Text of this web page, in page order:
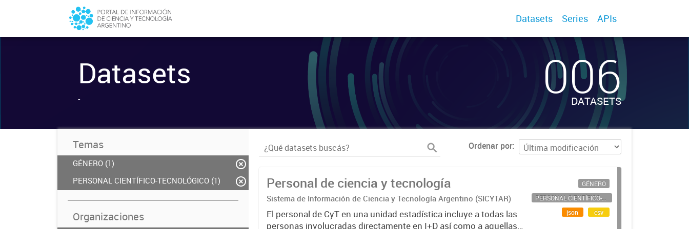
Datasets Series APIs
Datasets
- 006
DATASETS
Temas
GÉNERO (1)
PERSONAL CIENTÍFICO-TECNOLÓGICO (1)
Organizaciones
Ordenar por
Personal de ciencia y tecnología
Sistema de Información de Ciencia y Tecnología Argentino (SICYTAR)
El personal de CyT en una unidad estadística incluye a todas las
personas involucradas directamente en I+D así como a aquellas
GÉNERO
PERSONAL CIENTÍFICO-TECNOLÓGICO
json
csv